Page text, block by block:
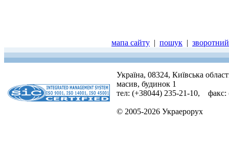
мапа сайту | пошук |
Україна, 08324, Київська
масив, будинок 1
тел: (+38044) 235-21-10, факс:
© 2005-2026 Украерорух